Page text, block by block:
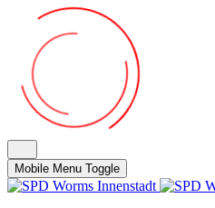
Mobile Menu Toggle